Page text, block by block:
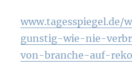
gunstig-wie-nie-
von-branche-auf-